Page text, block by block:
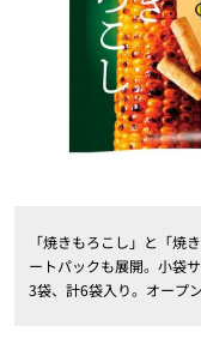
「焼きもろこし」と「焼
ートパックも展開。小袋
3袋、計6袋入り。オープ